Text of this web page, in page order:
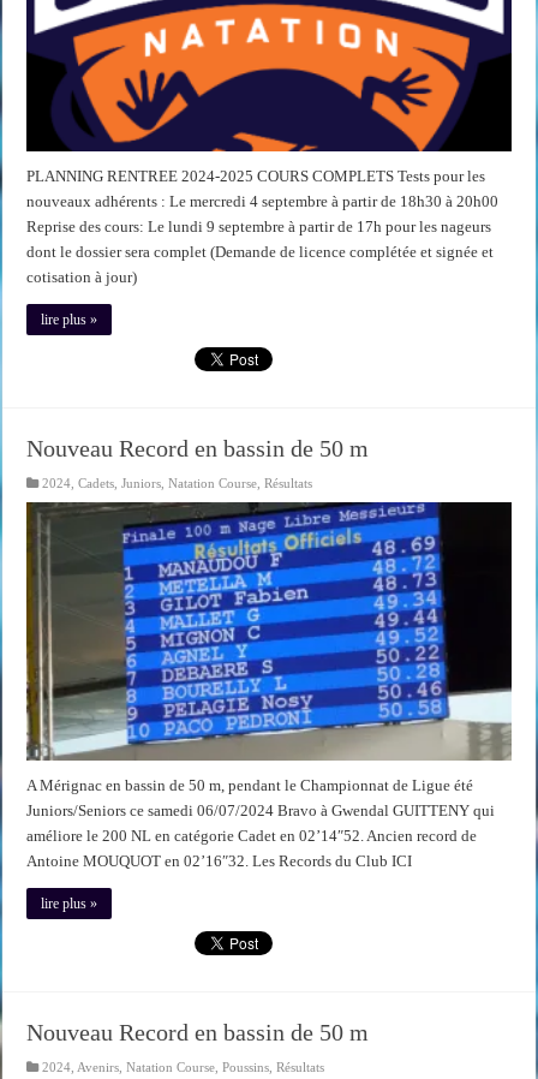
PLANNING RENTREE 2024-2025 COURS COMPLETS Tests pour les
nouveaux adhérents : Le mercredi 4 septembre à partir de 18h30 à 20h00
Reprise des cours: Le lundi 9 septembre à partir de 17h pour les nageurs
dont le dossier sera complet (Demande de licence complétée et signée et
cotisation à jour)
lire plus »
Nouveau Record en bassin de 50 m
2024 ,Cadets ,Juniors ,Natation Course ,Résultats
A Mérignac en bassin de 50 m, pendant le Championnat de Ligue été
Juniors/Seniors ce samedi 06/07/2024 Bravo à Gwendal GUITTENY qui
améliore le 200 NL en catégorie Cadet en 02’14″52. Ancien record de
Antoine MOUQUOT en 02’16″32. Les Records du Club ICI
lire plus »
Nouveau Record en bassin de 50 m
2024 Avenirs ,Natation Course ,Poussins ,Résultats